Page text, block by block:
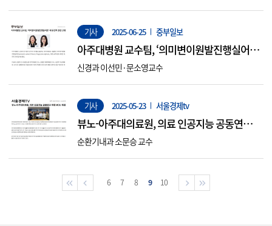
기사 2025-06-25 중부일보
아주대병원 교수팀, ‘의미변이원발진행실어
증’ 새 유전적 원인 규명
신경과 이선민·문소영교수
기사 2025-05-23 서울경제tv
뷰노-아주대의료원, 의료 인공지능 공동연구
위한 MOU 체결
순환기내과 소문승 교수
6 7 8 9 10